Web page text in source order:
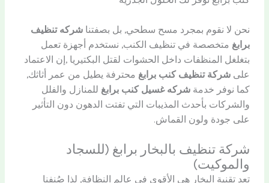
نحن لا نقوم بمجرد مسح سطحي, بل بصفتناشركه تنظيف
برابغ متخصصة في تنظيف الكنب, نستخدم أجهزة تعمل
بتغلغل المنظفات داخل الحشوات لقتل البكتيريا ,إن الاعتماد
علىشركة تنظيف كنب برابغ محترفة يطيل من عمر أثاثك,
كما نوفر خدمةشركه غسيل كنب برابغ للمنازل والفلل
والشركات بأحدث المذيبات التي تفتت الدهون دون التأثير
على جودة ولون القماش.
شركة تنظيف بالبخار برابغ (للسجاد
والموكيت)
تعد تقنية البخار هي الأقوى في عالم النظافة, لذا صُنفنا